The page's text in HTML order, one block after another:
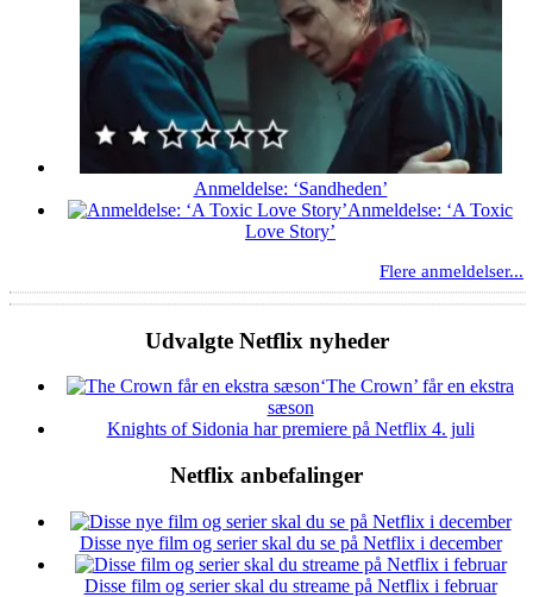
Anmeldelse: ‘Sandheden’
Anmeldelse: ‘A Toxic
Love Story’
Flere anmeldelser...
Udvalgte Netflix nyheder
‘The Crown’ får en ekstra
sæson
Knights of Sidonia har premiere på Netflix 4. juli
Netflix anbefalinger
Disse nye film og serier skal du se på Netflix i december
Disse film og serier skal du streame på Netflix i februar